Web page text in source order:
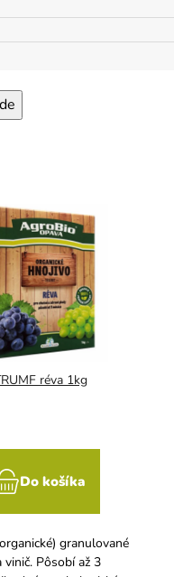
réva 1kg
Do košíka
granulované
vinič. Pôsobí až 3